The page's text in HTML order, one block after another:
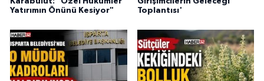
Yatırımın Önünü Kesiyor"
Toplantısı'